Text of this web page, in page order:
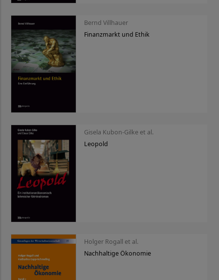
Bernd Villhauer
Finanzmarkt und Ethik
Gisela Kubon-Gilke et al.
Leopold
Holger Rogall et al.
Nachhaltige Ökonomie